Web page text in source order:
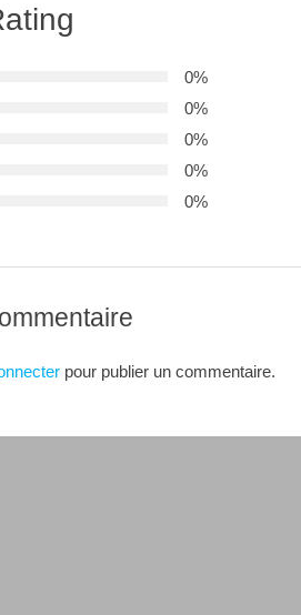
0%
0%
0%
0%
0%
pour publier un commentaire.